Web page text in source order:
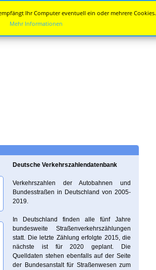
Deutsche Verkehrszahlendatenbank
Verkehrszahlen der Autobahnen und
Bundesstraßen in Deutschland von 2005-
2019.
In Deutschland finden alle fünf Jahre
bundesweite Straßenverkehrszählungen
statt. Die letzte Zählung erfolgte 2015, die
nächste ist für 2020 geplant. Die
Quelldaten stehen ebenfalls auf der Seite
der Bundesanstalt für Straßenwesen zum
Ihr Computer eventuell ein oder mehrere Cookies.
Mehr Informationen